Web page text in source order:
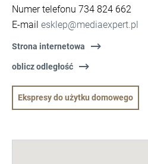
Numer telefonu 734 824 662
E-mail esklep@mediaexpert.pl
Strona internetowa
oblicz odległość
Ekspresy do użytku domowego